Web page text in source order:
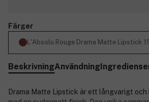
Färger
L'Absolu Rouge Drama Matte Lipstick
BeskrivningAnvändning
Drama Matte Lipstick är ett långvarigt